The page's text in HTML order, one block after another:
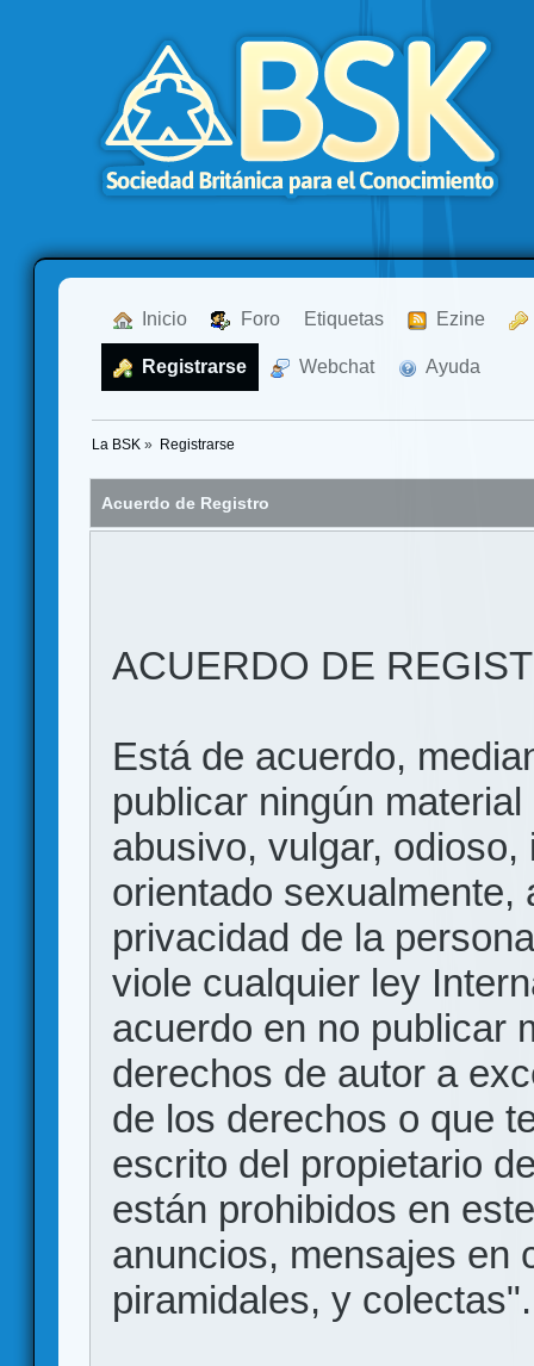
Inicio Foro Etiquetas Ezine
Registrarse Webchat Ayuda
La BSK » Registrarse
Acuerdo de Registro
ACUERDO DE
Está de acuerdo,
publicar ningún
abusivo, vulgar,
orientado sexualmente,
privacidad de la
viole cualquier ley
acuerdo en no publicar
derechos de autor a
de los derechos o que
escrito del propietario
están prohibidos en
anuncios, mensajes en
piramidales, y colectas".